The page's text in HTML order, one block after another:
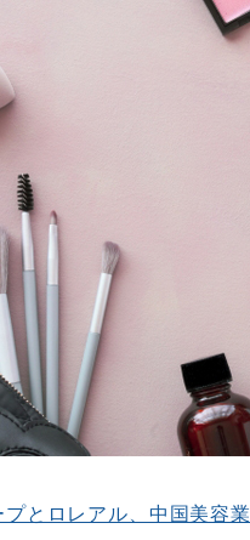
プとロレアル、中国美容